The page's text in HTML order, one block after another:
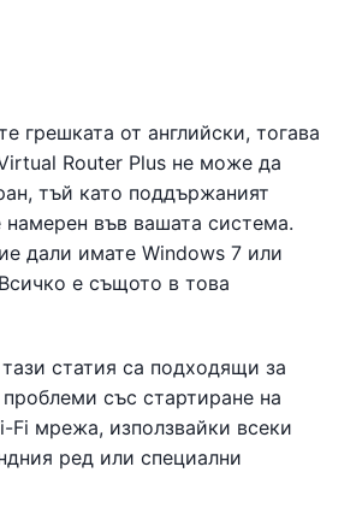
грешката от английски, тогава
Router Plus не може да
тъй като поддържаният
намерен във вашата система.
дали имате Windows 7 или
е същото в това
статия са подходящи за
със стартиране на
Fi мрежа, използвайки всеки
ред или специални